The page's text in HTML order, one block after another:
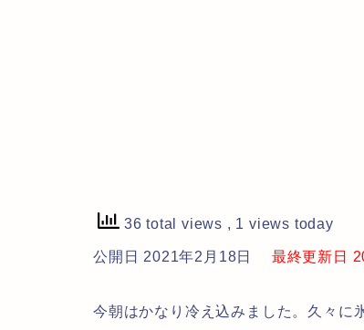
36 total views , 1 views today
公開日 2021年2月18日 最終更新日
今朝はかなり冷え込みました。久々に